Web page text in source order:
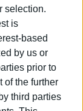
selection.
is
based
by us or
prior to
of the further
third parties